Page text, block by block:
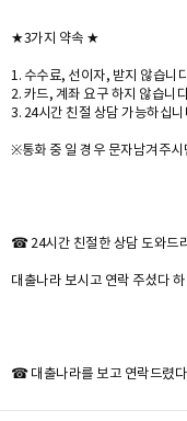
★3가지 약속 ★
1. 수수료, 선이자, 받지 않습니
2. 카드, 계좌 요구 하지 않습니
3. 24시간 친절 상담 가능하십니
※통화 중 일 경우 문자남겨주
☎ 24시간 친절한 상담 도와드
대출나라 보시고 연락 주셨다
☎ 대출나라를 보고 연락드렸